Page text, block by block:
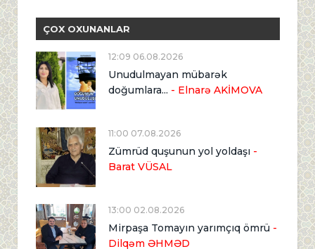
ÇOX OXUNANLAR
12:09 06.08.2026
Unudulmayan mübarək
doğumlara... - Elnarə AKİMOVA
11:00 07.08.2026
Zümrüd quşunun yol yoldaşı -
Barat VÜSAL
13:00 02.08.2026
Mirpaşa Tomayın yarımçıq ömrü -
Dilqəm ƏHMƏD